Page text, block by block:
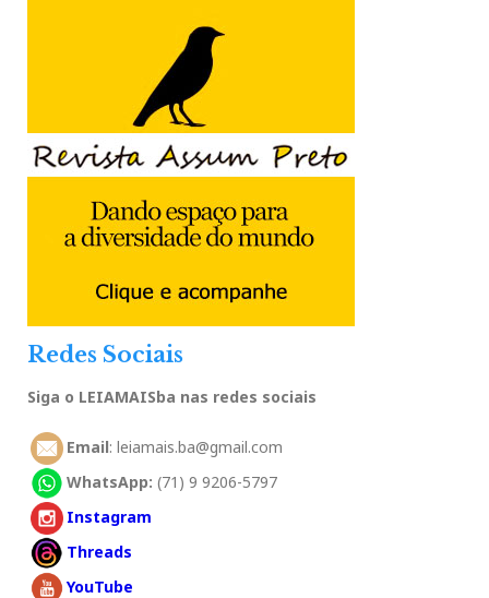
Redes Sociais
Siga o LEIAMAISba nas redes sociais
Email: leiamais.ba@gmail.com
WhatsApp: (71) 9 9206-5797
Instagram
Threads
YouTube